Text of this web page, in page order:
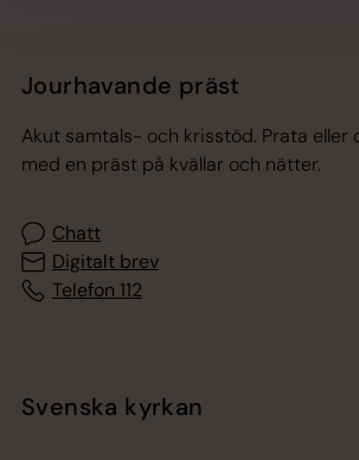
Jourhavande präst
Akut samtals- och krisstöd. Prata
med en präst på kvällar och nätter.
Chatt
Digitalt brev
Telefon 112
Svenska kyrkan